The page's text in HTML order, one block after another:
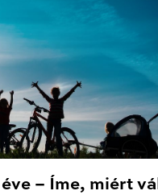
– Íme, miért